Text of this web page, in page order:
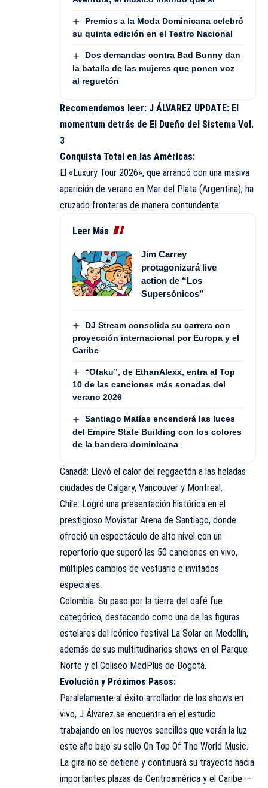
Premios a la Moda Dominicana celebró
su quinta edición en el Teatro Nacional
Dos demandas contra Bad Bunny dan
la batalla de las mujeres que ponen voz
al reguetón
Recomendamos leer: J ÁLVAREZ UPDATE: El
momentum detrás de El Dueño del Sistema Vol.
3
Conquista Total en las Américas:
El «Luxury Tour 2026», que arrancó con una masiva
aparición de verano en Mar del Plata (Argentina), ha
cruzado fronteras de manera contundente:
Leer Más
Jim Carrey
protagonizará live
action de “Los
Supersónicos”
DJ Stream consolida su carrera con
proyección internacional por Europa y el
Caribe
“Otaku”, de EthanAlexx, entra al Top
10 de las canciones más sonadas del
verano 2026
Santiago Matías encenderá las luces
del Empire State Building con los colores
de la bandera dominicana
Canadá: Llevó el calor del reggaetón a las heladas
ciudades de Calgary, Vancouver y Montreal.
Chile: Logró una presentación histórica en el
prestigioso Movistar Arena de Santiago, donde
ofreció un espectáculo de alto nivel con un
repertorio que superó las 50 canciones en vivo,
múltiples cambios de vestuario e invitados
especiales.
Colombia: Su paso por la tierra del café fue
categórico, destacando como una de las figuras
estelares del icónico festival La Solar en Medellín,
además de sus multitudinarios shows en el Parque
Norte y el Coliseo MedPlus de Bogotá.
Evolución y Próximos Pasos:
Paralelamente al éxito arrollador de los shows en
vivo, J Álvarez se encuentra en el estudio
trabajando en los nuevos sencillos que verán la luz
este año bajo su sello On Top Of The World Music.
La gira no se detiene y continuará su trayecto hacia
importantes plazas de Centroamérica y el Caribe —